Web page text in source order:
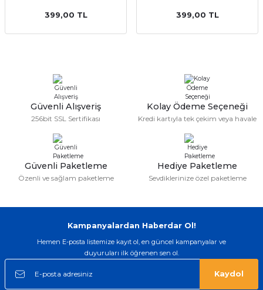
399,00 TL 399,00 TL
Güvenli Alışveriş
256bit SSL Sertifikası
Kolay Ödeme Seçeneği
Kredi kartıyla tek çekim veya havale
Güvenli Paketleme
Özenli ve sağlam paketleme
Hediye Paketleme
Sevdiklerinize özel paketleme
Kampanyalardan Haberdar Ol!
Hemen E-posta listemize kayıt ol, en güncel kampanyalar ve
duyuruları ilk öğrenen sen ol.
Kaydol